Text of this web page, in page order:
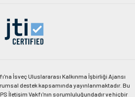
İsveç Uluslararası Kalkınma İşbirliği Ajansı
destek kapsamında yayınlanmaktadır. Bu
İletişim Vakfı'nın sorumluluğundadır ve hiçbir